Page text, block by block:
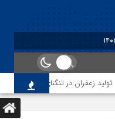
تولید زعفران در تنگنای مقررات ارزی